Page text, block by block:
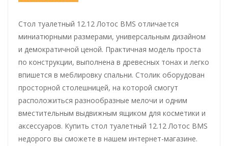
Стол туалетный 12.12 Лотос BMS отличается
миниатюрными размерами, универсальным дизайном
и демократичной ценой. Практичная модель проста
по конструкции, выполнена в древесных тонах и легко
впишется в меблировку спальни. Столик оборудован
просторной столешницей, на которой смогут
расположиться разнообразные мелочи и одним
вместительным выдвижным ящиком для косметики и
аксессуаров. Купить стол туалетный 12.12 Лотос BMS
недорого вы сможете в нашем интернет-магазине.